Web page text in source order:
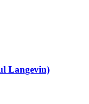
Langevin)